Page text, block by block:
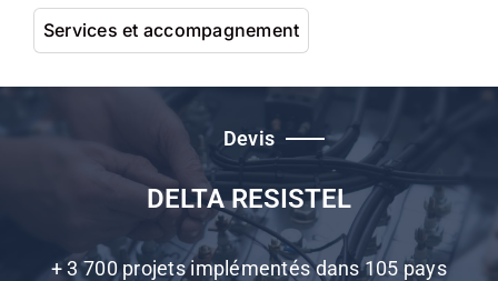
Services et accompagnement
Devis
DELTA RESISTEL
+ 3 700 projets implémentés dans 105 pays